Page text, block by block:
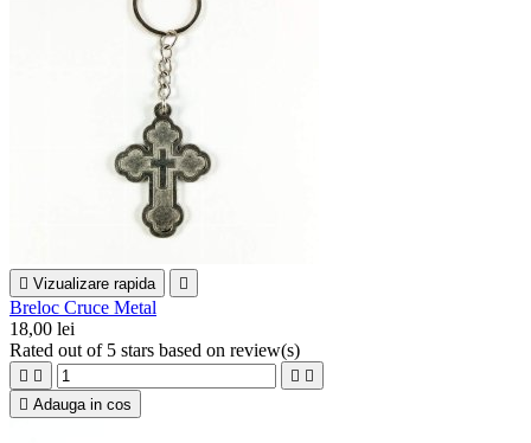
 Vizualizare rapida 
Breloc Cruce Metal
18,00 lei
Rated out of 5 stars based on review(s)
   
 Adauga in cos